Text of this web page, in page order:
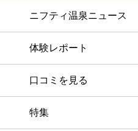
ニフティ温泉ニュース
体験レポート
口コミを見る
特集